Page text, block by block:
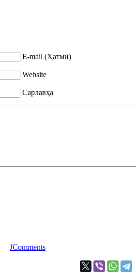
E-mail (Ҳатмӣ)
Website
Сарлавҳа
JComments